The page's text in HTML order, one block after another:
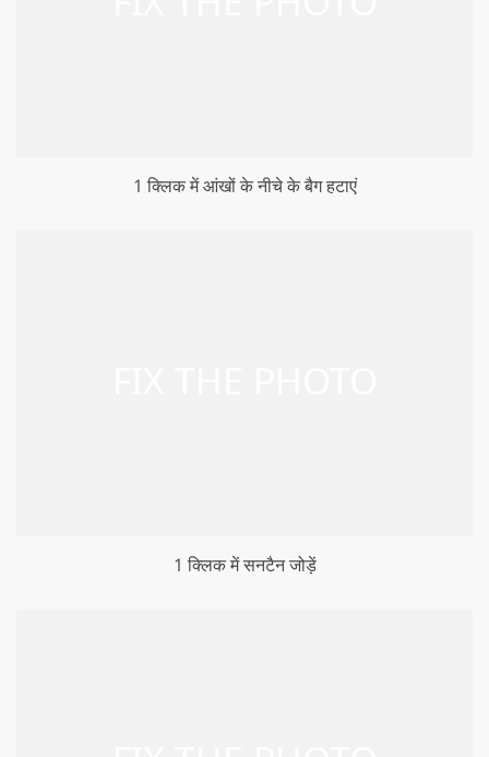
1 क्लिक में आंखों के नीचे के बैग हटाएं
1 क्लिक में सनटैन जोड़ें